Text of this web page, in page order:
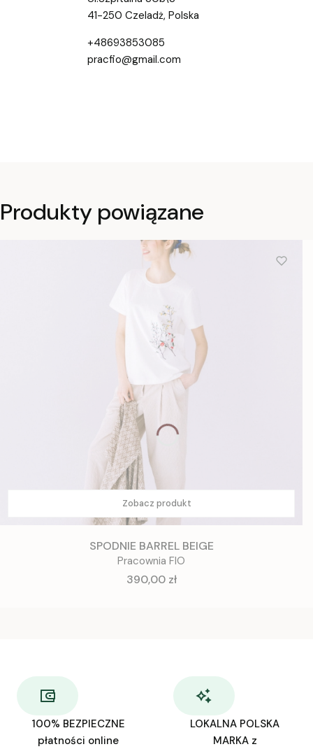
41-250 Czeladż, Polska
+48693853085
pracfio@gmail.com
Produkty powiązane
Zobacz produkt
SPODNIE BARREL BEIGE
Pracownia FIO
Cena
390,00 zł
100% BEZPIECZNE
płatności online
LOKALNA POLSKA
MARKA z